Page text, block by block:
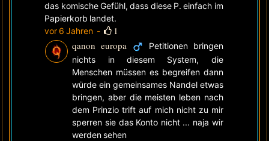
das komische Gefühl, dass diese P. einfach im
Papierkorb landet.
vor 6 Jahren -
1
qanon europa
Petitionen bringen
nichts in diesem System, die
Menschen müssen es begreifen dann
würde ein gemeinsames Nandel etwas
bringen, aber die meisten leben nach
dem Prinzio trift auf mich nicht zu mir
sperren sie das Konto nicht ... naja wir
werden sehen